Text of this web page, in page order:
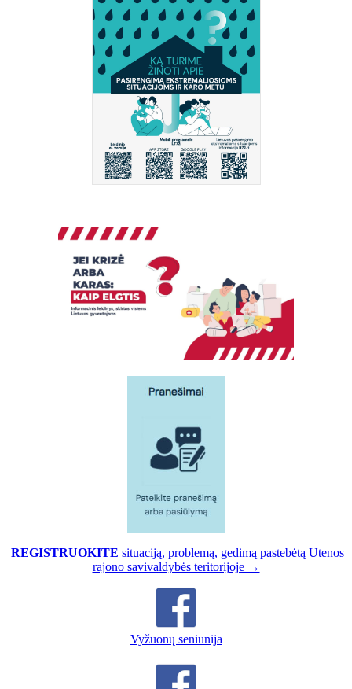
REGISTRUOKITE situaciją, problemą, gedimą pastebėtą Utenos
rajono savivaldybės teritorijoje →
Vyžuonų seniūnija